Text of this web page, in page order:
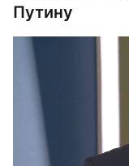
Путину